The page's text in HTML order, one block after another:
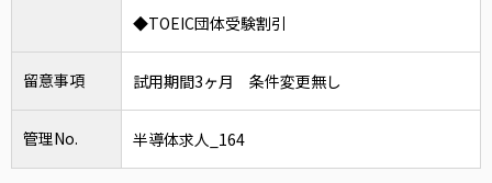
◆TOEIC団体受験割引
留意事項 試用期間3ヶ月 条件変更無し
管理No. 半導体求人_164